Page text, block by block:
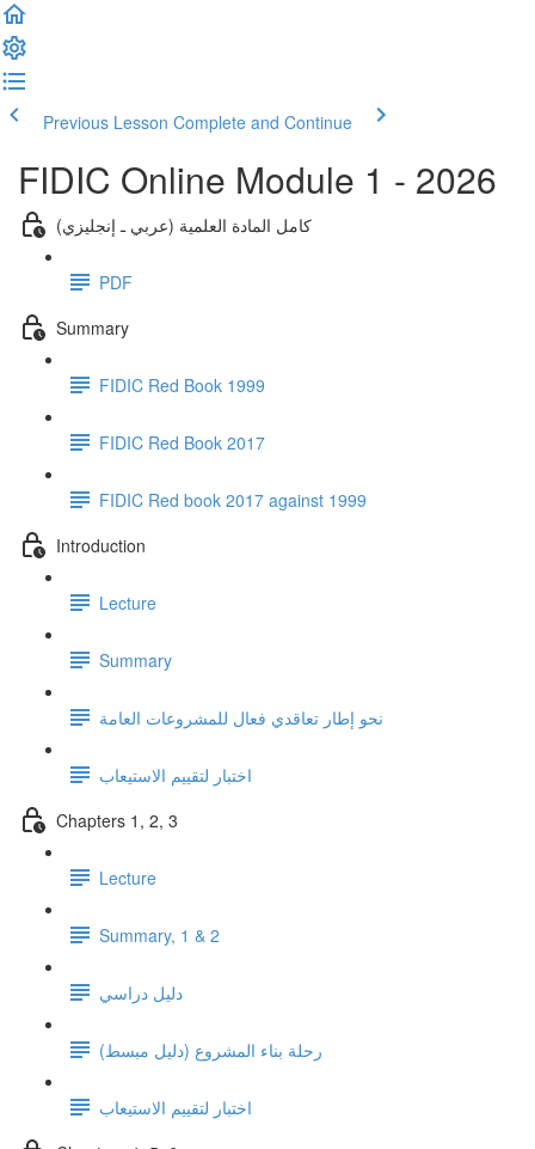
Previous Lesson Complete and Continue
FIDIC Online Module 1 - 2026
كامل المادة العلمية (عربي ـ إنجليزي)
PDF
Summary
FIDIC Red Book 1999
FIDIC Red Book 2017
FIDIC Red book 2017 against 1999
Introduction
Lecture
Summary
نحو إطار تعاقدي فعال للمشروعات العامة
اختبار لتقييم الاستيعاب
Chapters 1, 2, 3
Lecture
Summary, 1 & 2
دليل دراسي
رحلة بناء المشروع (دليل مبسط)
اختبار لتقييم الاستيعاب